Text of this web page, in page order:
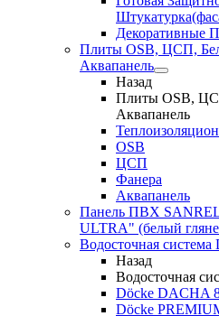
Декоративные
Плиты OSB, ЦСП,
Аквапанель
Назад
Плиты OSB,
Аквапанель
OSB
ЦСП
Фанера
Аквапанель
Панель ПВХ
ULTRA" (белый
Водосточная система
Назад
Водосточная
Döсkе DACHA
Döcke